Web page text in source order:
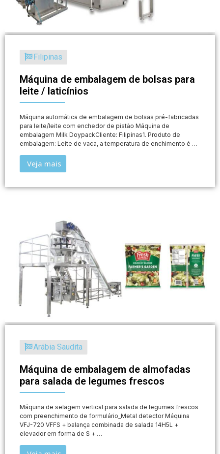
Filipinas
Máquina de embalagem de bolsas para
leite / laticínios
Máquina automática de embalagem de bolsas pré-fabricadas
para leite/leite com enchedor de pistão Máquina de
embalagem Milk DoypackCliente: Filipinas1. Produto de
embalagem: Leite de vaca, a temperatura de enchimento é …
Veja mais
Arábia Saudita
Máquina de embalagem de almofadas
para salada de legumes frescos
Máquina de selagem vertical para salada de legumes frescos
com preenchimento de formulário_Metal detector Máquina
VFJ-720 VFFS + balança combinada de salada 14H5L +
elevador em forma de S + …